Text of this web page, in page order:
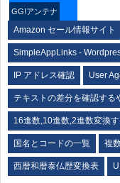
GG!アンテナ
Amazon セール情報サイト
SimpleAppLinks -
IP アドレス確認 User
テキストの差分を確認する
16進数,10進数,2進数変換
国名とコードの一覧 複
西暦和暦泰仏歴変換表